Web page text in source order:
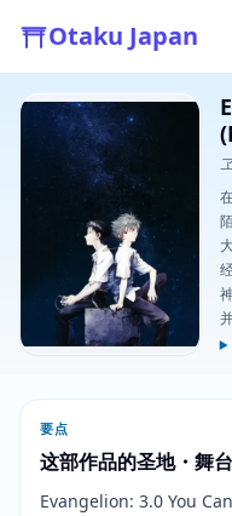
Otaku Japan
要点
这部作品的圣地・舞
Evangelion: 3.0 You